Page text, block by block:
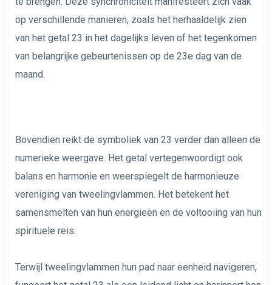
op verschillende manieren, zoals het herhaaldelijk zien
van het getal 23 in het dagelijks leven of het tegenkomen
van belangrijke gebeurtenissen op de 23e dag van de
maand.
Bovendien reikt de symboliek van 23 verder dan alleen de
numerieke weergave. Het getal vertegenwoordigt ook
balans en harmonie en weerspiegelt de harmonieuze
vereniging van tweelingvlammen. Het betekent het
samensmelten van hun energieën en de voltooiing van hun
spirituele reis.
Terwijl tweelingvlammen hun pad naar eenheid navigeren,